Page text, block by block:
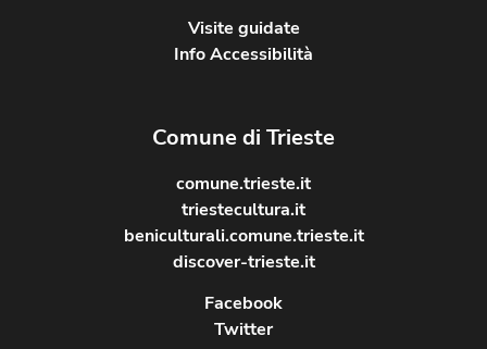
Visite guidate
Info Accessibilità
Comune di Trieste
comune.trieste.it
triestecultura.it
beniculturali.comune.trieste.it
discover-trieste.it
Facebook
Twitter